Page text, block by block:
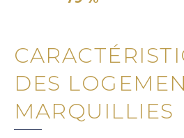
DES
MARQUILLIES